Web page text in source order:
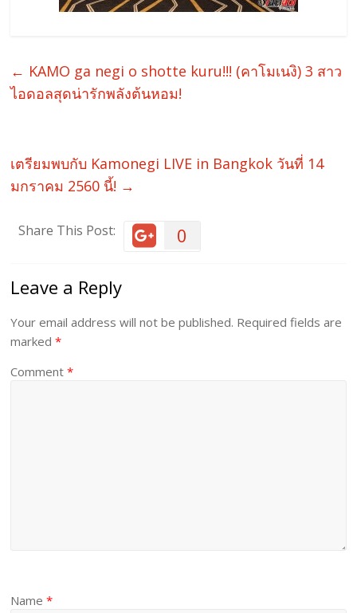
← KAMO ga negi o shotte kuru!!! (คาโมเนงิ) 3 สาว
ไอดอลสุดน่ารักพลังต้นหอม!
เตรียมพบกับ Kamonegi LIVE in Bangkok วันที่ 14
มกราคม 2560 นี้! →
Share This Post: 0
Leave a Reply
Your email address will not be published. Required fields are
marked*
Comment*
Name*